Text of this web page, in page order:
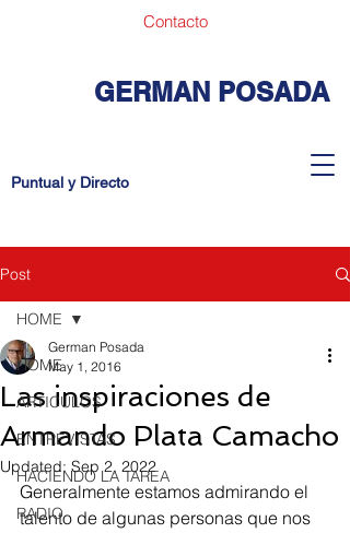
Contacto
GERMAN POSADA
Puntual y Directo
Post
HOME
ARTICULOS
ENTREVISTAS
HACIENDO LA TAREA
RADIO
HOME
Las inspiraciones de
Armando Plata Camacho
German Posada
May 1, 2016
Updated: Sep 2, 2022
Generalmente estamos admirando el
talento de algunas personas que nos